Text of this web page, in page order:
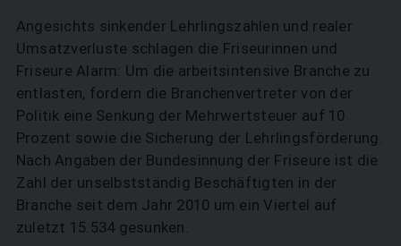
Angesichts sinkender Lehrlingszahlen und realer
Umsatzverluste schlagen die Friseurinnen und
Friseure Alarm: Um die arbeitsintensive Branche zu
entlasten, fordern die Branchenvertreter von der
Politik eine Senkung der Mehrwertsteuer auf 10
Prozent sowie die Sicherung der Lehrlingsförderung.
Nach Angaben der Bundesinnung der Friseure ist die
Zahl der unselbstständig Beschäftigten in der
Branche seit dem Jahr 2010 um ein Viertel auf
zuletzt 15.534 gesunken.